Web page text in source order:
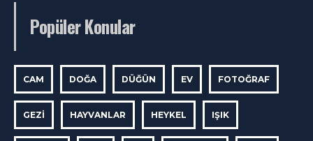
Popüler Konular
CAM DOĞA DÜĞÜN EV FOTOĞRAF
GEZI HAYVANLAR HEYKEL IŞIK